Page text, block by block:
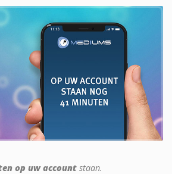
op uw account staan.